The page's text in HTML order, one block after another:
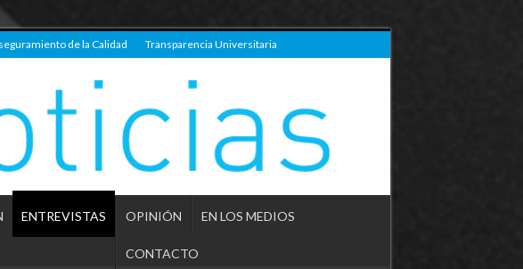
de la Calidad Transparencia Universitaria
ENTREVISTAS OPINIÓN EN LOS MEDIOS
CONTACTO